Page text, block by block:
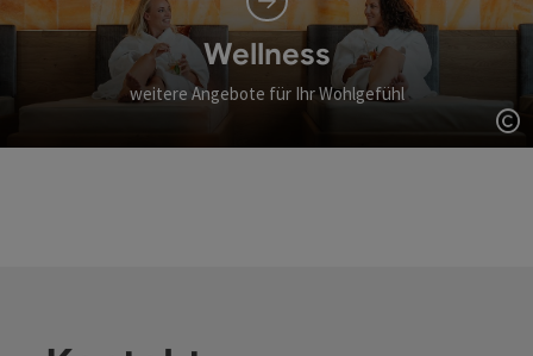
Wellness
weitere Angebote für Ihr Wohlgefühl